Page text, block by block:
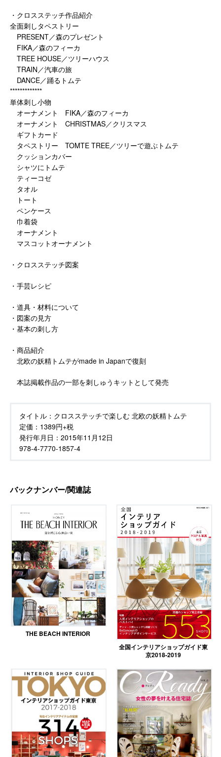
・クロスステッチ作品紹介
全面刺しタペストリー
PRESENT／森のプレゼント
FIKA／森のフィーカ
TREE HOUSE／ツリーハウス
TRAIN／汽車の旅
DANCE／踊るトムテ
*************
単体刺し小物
オーナメント FIKA／森のフィーカ
オーナメント CHRISTMAS／クリスマス
ギフトカード
タペストリー TOMTE TREE／ツリーで遊ぶトムテ
クッションカバー
シャツにトムテ
ティーコゼ
タオル
トート
ペンケース
巾着袋
オーナメント
マスコットオーナメント
・クロスステッチ図案
・手芸レシピ
・道具・材料について
・図案の見方
・基本の刺し方
・商品紹介
北欧の妖精トムテがmade in Japanで復刻
本誌掲載作品の一部を刺しゅうキットとして発売
タイトル： クロスステッチで楽しむ 北欧の妖精トムテ
定価： 1389円+税
発行年月日： 2015年11月12日
978-4-7770-1857-4
バックナンバー/関連誌
THE BEACH INTERIOR
全国インテリアショップガイド東
京2018-2019